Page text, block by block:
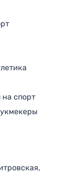
на спорт